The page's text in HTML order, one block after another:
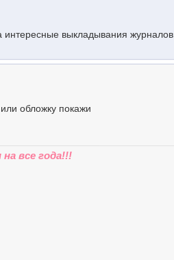
интересные выкладывания журналов
обложку покажи
все года!!!